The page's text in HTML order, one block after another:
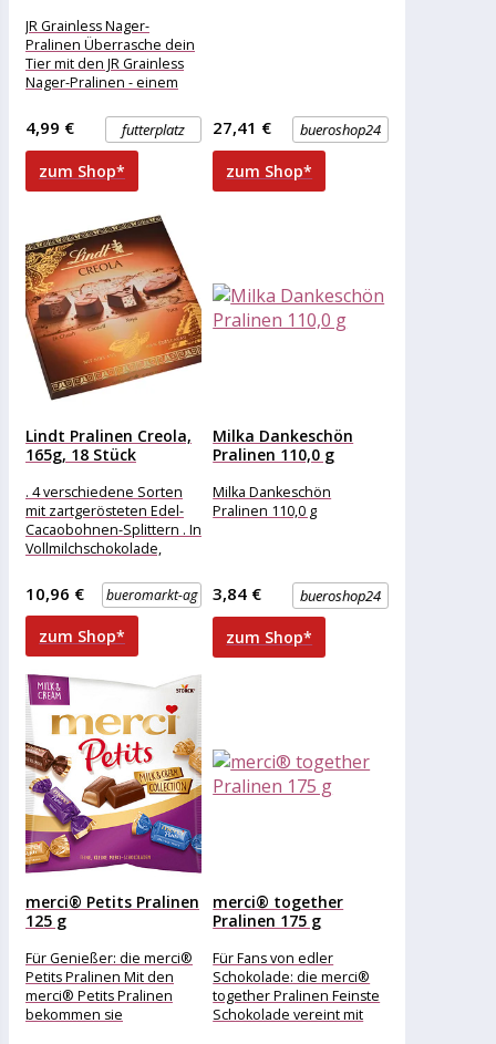
JR Grainless Nager-
Pralinen Überrasche dein
Tier mit den JR Grainless
Nager-Pralinen - einem
getreidefreien Snack
ohne Zusatz von Zucker
futterplatz
4,99 €
zum Shop*
bueroshop24
27,41 €
zum Shop*
Lindt Pralinen Creola,
165g, 18 Stück
. 4 verschiedene Sorten
mit zartgerösteten Edel-
Cacaobohnen-Splittern . In
Vollmilchschokolade,
und Blancor-Crème
Merkmale: Eigenschaft:
ohne Alkohol Ausführung:
Geschenk
bueromarkt-ag
10,96 €
zum Shop*
Milka Dankeschön
Pralinen 110,0 g
Milka Dankeschön
Pralinen 110,0 g
bueroshop24
3,84 €
zum Shop*
merci® Petits Pralinen
125 g
Für Genießer: die merci®
Petits Pralinen Mit den
merci® Petits Pralinen
bekommen sie
merci® together
Pralinen 175 g
Für Fans von edler
Schokolade: die merci®
together Pralinen Feinste
Schokolade vereint mit